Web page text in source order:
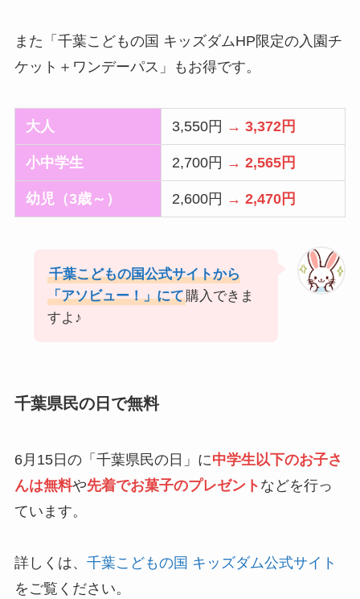
また「千葉こどもの国 キッズダムHP限定の入園チ
ケット＋ワンデーパス」もお得です。
大人 3,550円 → 3,372円
小中学生 2,700円 → 2,565円
幼児（3歳～） 2,600円 → 2,470円
千葉こどもの国公式サイトから
「アソビュー！」にて購入できま
すよ♪
千葉県民の日で無料
6月15日の「千葉県民の日」に中学生以下のお子さ
んは無料や先着でお菓子のプレゼント などを行っ
ています。
詳しくは、 千葉こどもの国 キッズダム公式サイト
をご覧ください。